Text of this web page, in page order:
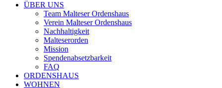
ÜBER UNS
Team Malteser Ordenshaus
Verein Malteser Ordenshaus
Nachhaltigkeit
Malteserorden
Mission
Spendenabsetzbarkeit
FAQ
ORDENSHAUS
WOHNEN